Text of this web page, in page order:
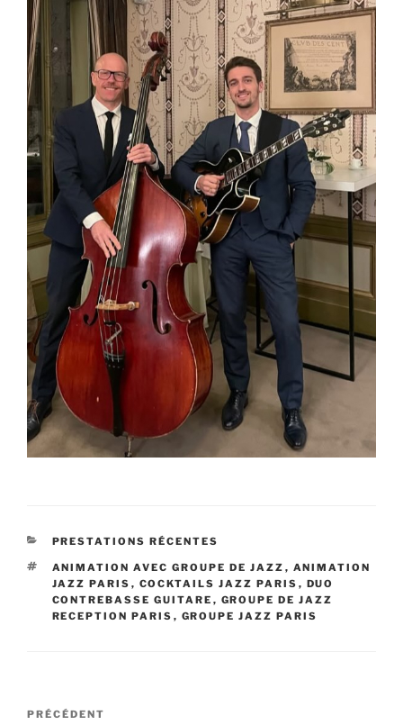
CATÉGORIES
PRESTATIONS RÉCENTES
ÉTIQUETTES
ANIMATION AVEC GROUPE DE JAZZ , ANIMATION
JAZZ PARIS , COCKTAILS JAZZ PARIS , DUO
CONTREBASSE GUITARE , GROUPE DE JAZZ
RECEPTION PARIS , GROUPE JAZZ PARIS
Navigation
Article
PRÉCÉDENT